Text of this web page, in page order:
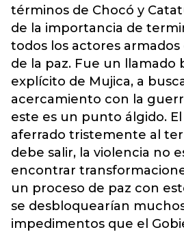
términos de Chocó y
de la importancia de
todos los actores armados
de la paz. Fue un llamado
explícito de Mujica, a
acercamiento con la
este es un punto álgido. El
aferrado tristemente al
debe salir, la violencia no
encontrar
un proceso de paz con
se desbloquearían
impedimentos que el